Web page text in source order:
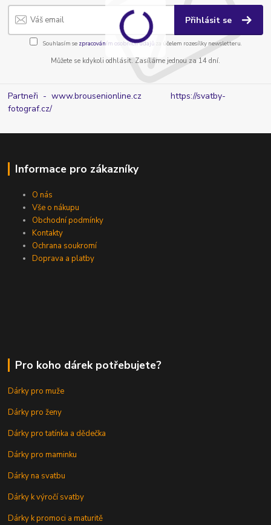
Přihlásit se
Souhlasím se zpracováním osobních údajůza účelem rozesílky newsletteru.
Můžete se kdykoli odhlásit. Zasíláme jednou za 14 dní.
Partneři - www.brousenionline.czhttps://svatby-
fotograf.cz/
Informace pro zákazníky
O nás
Vše o nákupu
Obchodní podmínky
Kontakty
Ochrana soukromí
Doprava a platby
Pro koho dárek potřebujete?
Dárky pro muže
Dárky pro ženy
Dárky pro tatínka a dědečka
Dárky pro maminku
Dárky na svatbu
Dárky k výročí svatby
Dárky k promoci a maturitě